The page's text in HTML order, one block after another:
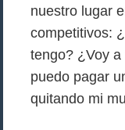
nuestro lugar
competitivos:
tengo? ¿Voy
puedo pagar
quitando mi